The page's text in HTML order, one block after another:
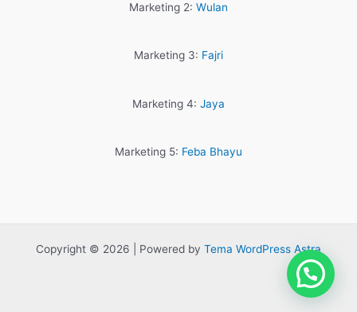
Marketing 2: Wulan
Marketing 3: Fajri
Marketing 4: Jaya
Marketing 5: Feba Bhayu
Copyright © 2026 | Powered by Tema WordPress Astra